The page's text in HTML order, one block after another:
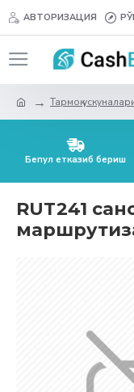
АВТОРИЗАЦИЯ
Тармоқ
Бепул етказиб бериш
RUT241